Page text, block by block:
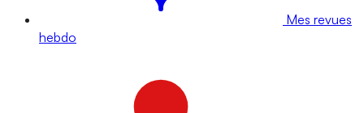
Mes revues
hebdo